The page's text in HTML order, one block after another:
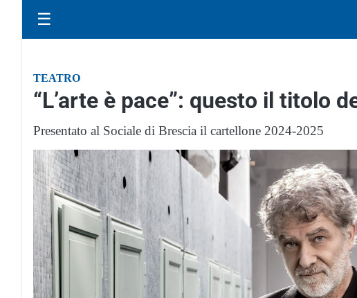
☰
TEATRO
“L’arte è pace”: questo il titolo
Presentato al Sociale di Brescia il cartellone 2024-2025